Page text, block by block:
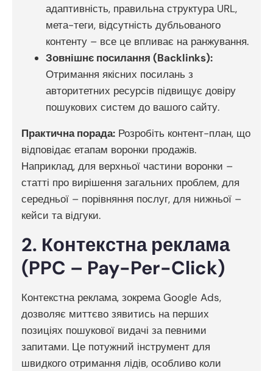
адаптивність, правильна структура URL,
мета-теги, відсутність дубльованого
контенту – все це впливає на ранжування.
Зовнішнє посилання (Backlinks):
Отримання якісних посилань з
авторитетних ресурсів підвищує довіру
пошукових систем до вашого сайту.
Практична порада: Розробіть контент-план, що
відповідає етапам воронки продажів.
Наприклад, для верхньої частини воронки –
статті про вирішення загальних проблем, для
середньої – порівняння послуг, для нижньої –
кейси та відгуки.
2. Контекстна реклама
(PPC – Pay-Per-Click)
Контекстна реклама, зокрема Google Ads,
дозволяє миттєво зявитись на перших
позиціях пошукової видачі за певними
запитами. Це потужний інструмент для
швидкого отримання лідів, особливо коли